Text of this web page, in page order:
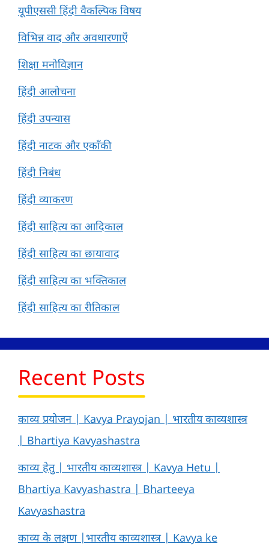
यूपीएससी हिंदी वैकल्पिक विषय
विभिन्न वाद और अवधारणाएँ
शिक्षा मनोविज्ञान
हिंदी आलोचना
हिंदी उपन्यास
हिंदी नाटक और एकाँकी
हिंदी निबंध
हिंदी व्याकरण
हिंदी साहित्य का आदिकाल
हिंदी साहित्य का छायावाद
हिंदी साहित्य का भक्तिकाल
हिंदी साहित्य का रीतिकाल
Recent Posts
काव्य प्रयोजन | Kavya Prayojan | भारतीय काव्यशास्त्र
| Bhartiya Kavyashastra
काव्य हेतु | भारतीय काव्यशास्त्र | Kavya Hetu |
Bhartiya Kavyashastra | Bharteeya
Kavyashastra
काव्य के लक्षण |भारतीय काव्यशास्त्र | Kavya ke